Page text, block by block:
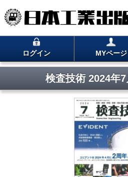
ログイン MYページ
検査技術 2024年